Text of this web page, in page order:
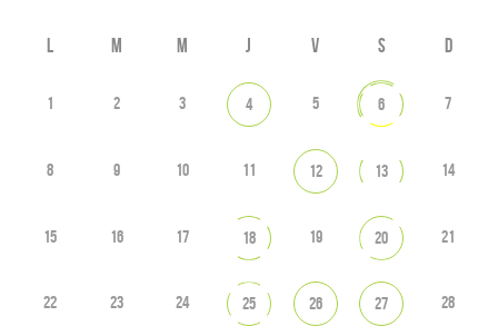
L M M J V S D
1 2 3 4 5 6 7
8 9 10 11 12 13 14
15 16 17 18 19 20 21
22 23 24 25 26 27 28